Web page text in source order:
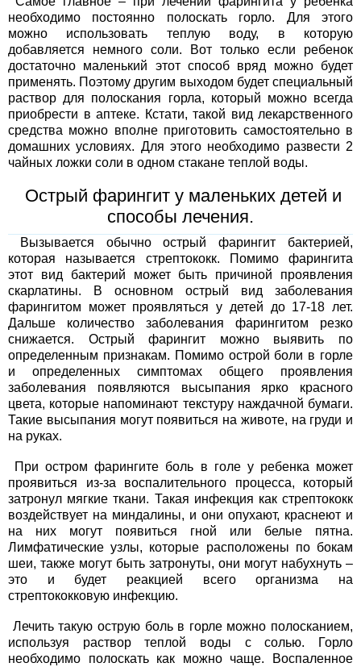
необходимо постоянно полоскать горло. Для этого
можно использовать теплую воду, в которую
добавляется немного соли. Вот только если ребенок
достаточно маленький этот способ вряд можно будет
применять. Поэтому другим выходом будет специальный
раствор для полоскания горла, который можно всегда
приобрести в аптеке. Кстати, такой вид лекарственного
средства можно вполне приготовить самостоятельно в
домашних условиях. Для этого необходимо развести 2
чайных ложки соли в одном стакане теплой воды.
Острый фарингит у маленьких детей и
способы лечения.
Вызывается обычно острый фарингит бактерией,
которая называется стрептококк. Помимо фарингита
этот вид бактерий может быть причиной проявления
скарлатины. В основном острый вид заболевания
фарингитом может проявляться у детей до 17-18 лет.
Дальше количество заболевания фарингитом резко
снижается. Острый фарингит можно выявить по
определенным признакам. Помимо острой боли в горле
и определенных симптомах общего проявления
заболевания появляются высыпания ярко красного
цвета, которые напоминают текстуру наждачной бумаги.
Такие высыпания могут появиться на животе, на груди и
на руках.
При остром фарингите боль в голе у ребенка может
проявиться из-за воспалительного процесса, который
затронул мягкие ткани. Такая инфекция как стрептококк
воздействует на миндалины, и они опухают, краснеют и
на них могут появиться гной или белые пятна.
Лимфатические узлы, которые расположены по бокам
шеи, также могут быть затронуты, они могут набухнуть –
это и будет реакцией всего организма на
стрептококковую инфекцию.
Лечить такую острую боль в горле можно полосканием,
используя раствор теплой воды с солью. Горло
необходимо полоскать как можно чаще. Воспаленное